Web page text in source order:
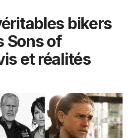
bikers
Sons of
et réalités